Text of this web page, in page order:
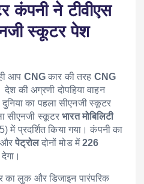
कंपनी ने टीवीएस
स्कूटर पेश
आप CNG कार की तरह CNG
की अग्रणी दोपहिया वाहन
का पहला सीएनजी स्कूटर
सीएनजी स्कूटरभारत मोबिलिटी
में प्रदर्शित किया गया। कंपनी का
पेट्रोलदोनों मोड में226
का लुक और डिजाइन पारंपरिक